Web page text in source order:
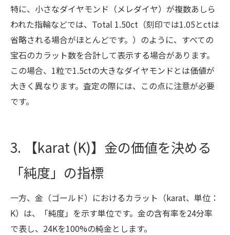
特に、小さなダイヤモンド（メレダイヤ）が複数あしら
われた指輪などでは、Total 1.50ct（刻印では1.05とctは
省略される場合がほとんどです。）のように、すべての
宝石のカラット数を合計して表示する場合があります。
この場合、1粒で1.5ctの大きなダイヤモンドとは価値が
大きく異なります。査定の際には、この点に注意が必要
です。
3. 【karat (K)】金の価値を決める
「純度」の指標
一方、金（ゴールド）におけるカラット（karat、単位：
K）は、「純度」を示す単位です。金の含有率を24分率
で表し、24Kを100%の純金とします。